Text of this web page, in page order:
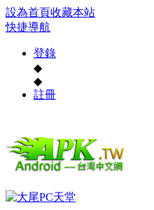
設為首頁收藏本站
快捷導航
登錄
◆
◆
註冊